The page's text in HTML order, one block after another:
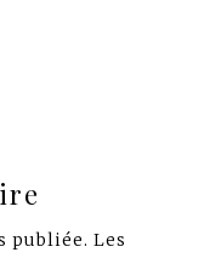
publiée. Les